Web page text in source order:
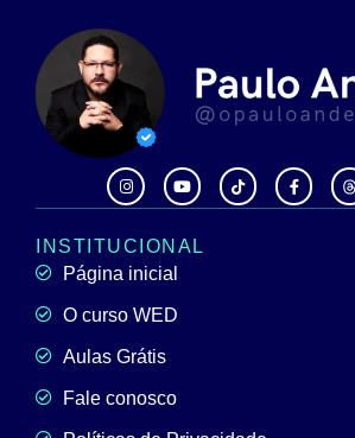
INSTITUCIONAL
Página inicial
O curso WED
Aulas Grátis
Fale conosco